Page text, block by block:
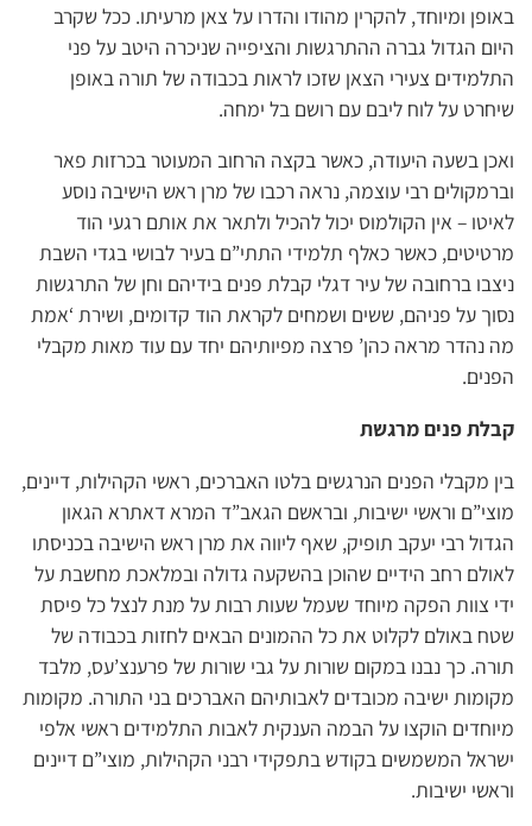
באופן ומיוחד, להקרין מהודו והדרו על צאן מרעיתו. ככל שקרב
היום הגדול גברה ההתרגשות והציפייה שניכרה היטב על פני
התלמידים צעירי הצאן שזכו לראות בכבודה של תורה באופן
שיחרט על לוח ליבם עם רושם בל ימחה.
ואכן בשעה היעודה, כאשר בקצה הרחוב המעוטר בכרזות פאר
וברמקולים רבי עוצמה, נראה רכבו של מרן ראש הישיבה נוסע
לאיטו – אין הקולמוס יכול להכיל ולתאר את אותם רגעי הוד
מרטיטים, כאשר כאלף תלמידי התתי”ם בעיר לבושי בגדי השבת
ניצבו ברחובה של עיר דגלי קבלת פנים בידיהם וחן של התרגשות
נסוך על פניהם, ששים ושמחים לקראת הוד קדומים, ושירת ‘אמת
מה נהדר מראה כהן’ פרצה מפיותיהם יחד עם עוד מאות מקבלי
הפנים.
קבלת פנים מרגשת
בין מקבלי הפנים הנרגשים בלטו האברכים, ראשי הקהילות, דיינים,
מוצי”ם וראשי ישיבות, ובראשם הגאב”ד המרא דאתרא הגאון
הגדול רבי יעקב תופיק, שאף ליווה את מרן ראש הישיבה בכניסתו
לאולם רחב הידיים שהוכן בהשקעה גדולה ובמלאכת מחשבת על
ידי צוות הפקה מיוחד שעמל שעות רבות על מנת לנצל כל פיסת
שטח באולם לקלוט את כל ההמונים הבאים לחזות בכבודה של
תורה. כך נבנו במקום שורות על גבי שורות של פרענצ’עס, מלבד
מקומות ישיבה מכובדים לאבותיהם האברכים בני התורה. מקומות
מיוחדים הוקצו על הבמה הענקית לאבות התלמידים ראשי אלפי
ישראל המשמשים בקודש בתפקידי רבני הקהילות, מוצי”ם דיינים
וראשי ישיבות.